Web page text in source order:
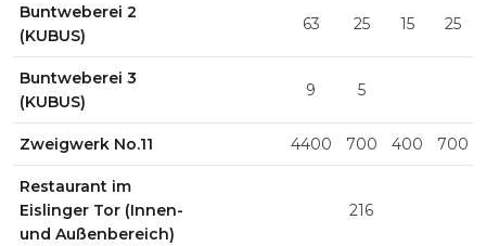
Buntweberei 2
(KUBUS)
63 25 15 25
Buntweberei 3
(KUBUS)
9 5
Zweigwerk No.11 4400 700 400 700
Restaurant im
Eislinger Tor (Innen-
und Außenbereich)
216